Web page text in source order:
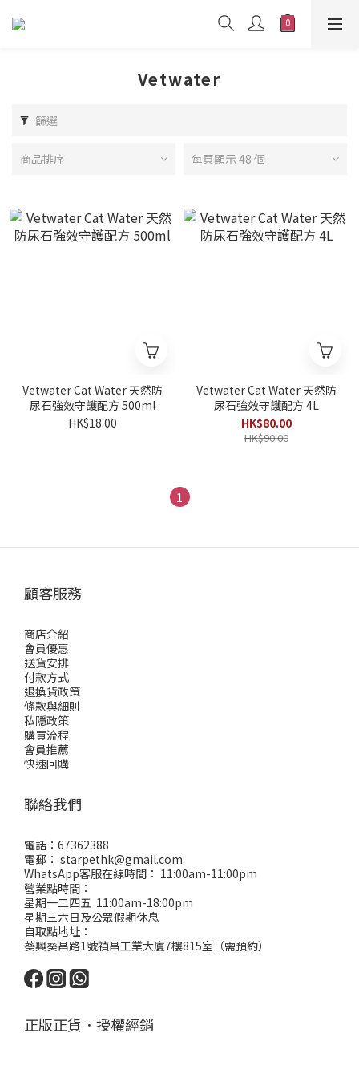
Vetwater
篩選
商品排序 每頁顯示 48 個
Vetwater Cat Water 天然防
尿石強效守護配方 500ml
HK$18.00
Vetwater Cat Water 天然防
尿石強效守護配方 4L
HK$80.00
HK$90.00
1
顧客服務
商店介紹
會員優惠
送貨安排
付款方式
退換貨政策
條款與細則
私隱政策
購買流程
會員推薦
快速回購
聯絡我們
電話：67362388
電郵： starpethk@gmail.com
WhatsApp客服在線時間： 11:00am-11:00pm
營業點時間：
星期一二四五 11:00am-18:00pm
星期三六日及公眾假期休息
自取點地址：
葵興葵昌路1號禎昌工業大廈7樓815室（需預約）
正版正貨．授權經銷